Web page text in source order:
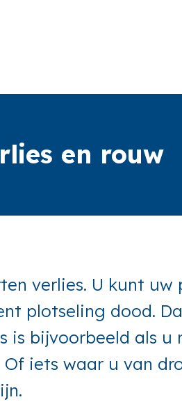
en rouw
verlies. U kunt
plotseling dood.
is bijvoorbeeld als u
Of iets waar u van